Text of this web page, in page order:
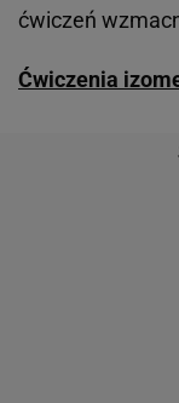
ćwiczeń
Ćwiczenia